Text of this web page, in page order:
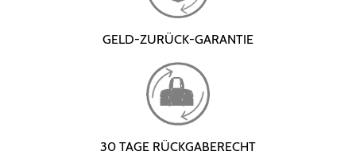
GELD-ZURÜCK-GARANTIE
30 TAGE RÜCKGABERECHT